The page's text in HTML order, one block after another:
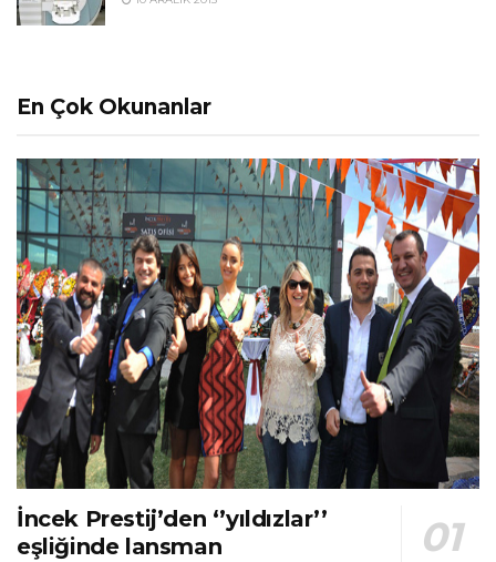
En Çok Okunanlar
İncek Prestij’den ‘’yıldızlar’’
eşliğinde lansman